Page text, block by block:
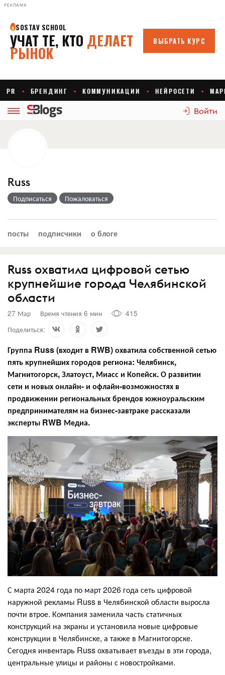
РЕКЛАМА
Войти
Russ
Подписаться Пожаловаться
посты подписчики о блоге
Russ охватила цифровой сетью
крупнейшие города Челябинской
области
27 Мар Время чтения 6 мин
415
Поделиться:
Группа Russ (входит в RWB) охватила собственной сетью
пять крупнейших городов региона: Челябинск,
Магнитогорск, Златоуст, Миасс и Копейск. О развитии
сети и новых онлайн- и офлайн-возможностях в
продвижении региональных брендов южноуральским
предпринимателям на бизнес-завтраке рассказали
эксперты RWB Медиа.
С марта 2024 года по март 2026 года сеть цифровой
наружной рекламы Russ в Челябинской области выросла
почти втрое. Компания заменила часть статичных
конструкций на экраны и установила новые цифровые
конструкции в Челябинске, а также в Магнитогорске.
Сегодня инвентарь Russ охватывает въезды в эти города,
центральные улицы и районы с новостройками.